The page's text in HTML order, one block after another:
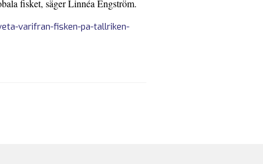
fisket, säger Linnéa Engström.
varifran-fisken-pa-tallriken-